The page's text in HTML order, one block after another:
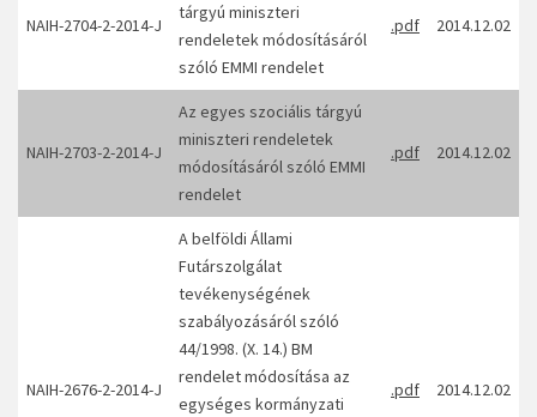
NAIH-2704-2-2014-J
tárgyú miniszteri
rendeletek módosításáról
szóló EMMI rendelet
.pdf 2014.12.02
NAIH-2703-2-2014-J
Az egyes szociális tárgyú
miniszteri rendeletek
módosításáról szóló EMMI
rendelet
.pdf 2014.12.02
NAIH-2676-2-2014-J
A belföldi Állami
Futárszolgálat
tevékenységének
szabályozásáról szóló
44/1998. (X. 14.) BM
rendelet módosítása az
egységes kormányzati
.pdf 2014.12.02